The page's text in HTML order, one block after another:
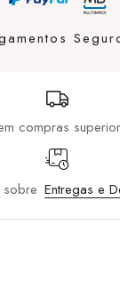
compras
sobre Entregas e